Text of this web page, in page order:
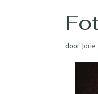
door